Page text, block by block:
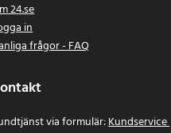
24.se
in
frågor - FAQ
via formulär:Kundservice